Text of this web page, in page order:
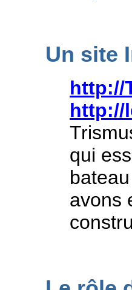
Un site
http://
http://
qui
avons